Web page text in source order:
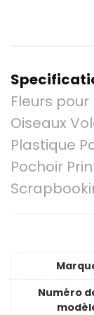
Fleurs
Oiseaux
Plastique
Pochoir
Numéro